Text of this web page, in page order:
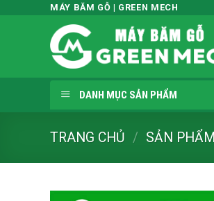
MÁY BĂM GỖ | GREEN MECH
DANH MỤC SẢN PHẨM
TRANG CHỦ / SẢN PHẨM